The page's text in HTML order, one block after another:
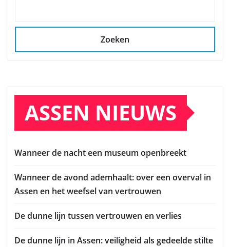
Zoeken
ASSEN NIEUWS
Wanneer de nacht een museum openbreekt
Wanneer de avond ademhaalt: over een overval in
Assen en het weefsel van vertrouwen
De dunne lijn tussen vertrouwen en verlies
De dunne lijn in Assen: veiligheid als gedeelde stilte